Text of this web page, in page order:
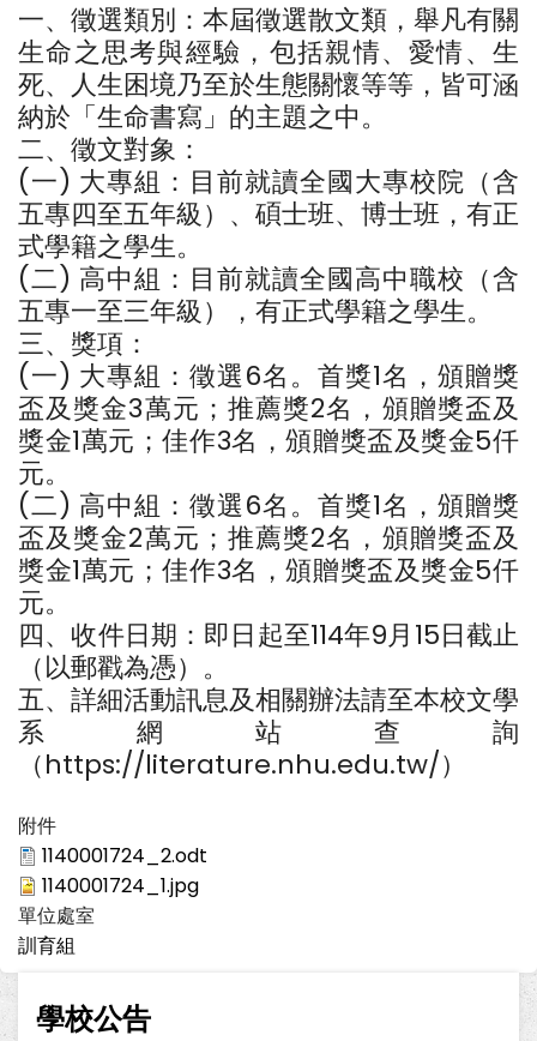
一、徵選類別：本屆徵選散文類，舉凡有關
生命之思考與經驗，包括親情、愛情、生
死、人生困境乃至於生態關懷等等，皆可涵
納於「生命書寫」的主題之中。
二、徵文對象：
(一) 大專組：目前就讀全國大專校院（含
五專四至五年級）、碩士班、博士班，有正
式學籍之學生。
(二) 高中組：目前就讀全國高中職校（含
五專一至三年級），有正式學籍之學生。
三、獎項：
(一) 大專組：徵選6名。首獎1名，頒贈獎
盃及獎金3萬元；推薦獎2名，頒贈獎盃及
獎金1萬元；佳作3名，頒贈獎盃及獎金5仟
元。
(二) 高中組：徵選6名。首獎1名，頒贈獎
盃及獎金2萬元；推薦獎2名，頒贈獎盃及
獎金1萬元；佳作3名，頒贈獎盃及獎金5仟
元。
四、收件日期：即日起至114年9月15日截止
（以郵戳為憑）。
五、詳細活動訊息及相關辦法請至本校文學
系網站查詢
（https://literature.nhu.edu.tw/）
附件
1140001724_2.odt
1140001724_1.jpg
單位處室
訓育組
學校公告